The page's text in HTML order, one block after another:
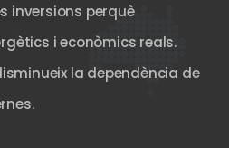
inversions perquè
i econòmics reals.
la dependència de